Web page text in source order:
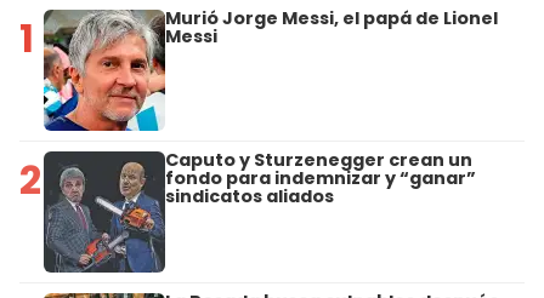
1 Murió Jorge Messi, el papá de Lionel
Messi
2 Caputo y Sturzenegger crean un
fondo para indemnizar y “ganar”
sindicatos aliados